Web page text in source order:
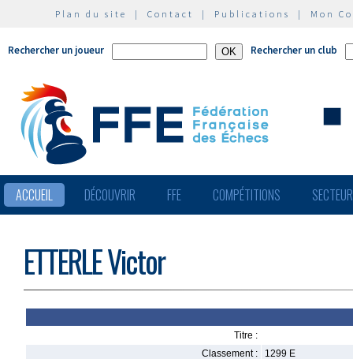
Plan du site | Contact | Publications | Mon
Rechercher un joueur Rechercher un club
ACCUEIL DÉCOUVRIR FFE COMPÉTITIONS
ETTERLE Victor
Titre :
Classement :
1299 E